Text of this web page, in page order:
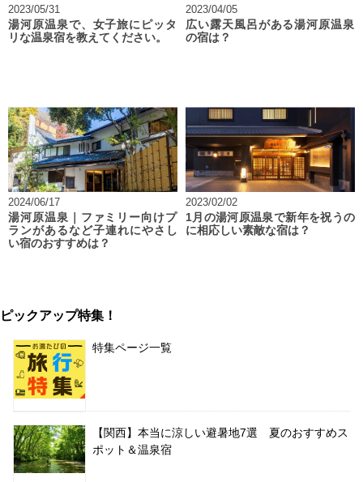
2023/05/31
湯河原温泉で、女子旅にピッタ
リな温泉宿を教えてください。
2023/04/05
広い露天風呂がある湯河原温泉
の宿は？
2024/06/17
湯河原温泉｜ファミリー向けプ
ランがあるなど子連れにやさし
い宿のおすすめは？
2023/02/02
1月の湯河原温泉で新年を祝うの
に相応しい素敵な宿は？
ピックアップ特集！
特集ページ一覧
【関西】本当に涼しい避暑地7選 夏のおすすめス
ポット＆温泉宿